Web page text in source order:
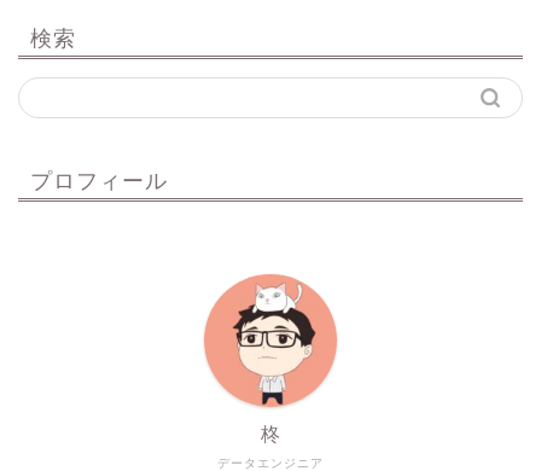
検索
プロフィール
データエンジニア
柊